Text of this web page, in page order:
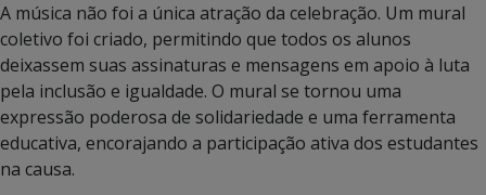
A música não foi a única atração da celebração. Um mural
coletivo foi criado, permitindo que todos os alunos
deixassem suas assinaturas e mensagens em apoio à luta
pela inclusão e igualdade. O mural se tornou uma
expressão poderosa de solidariedade e uma ferramenta
educativa, encorajando a participação ativa dos estudantes
na causa.